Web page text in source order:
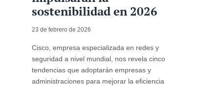
sostenibilidad en 2026
23 de febrero de 2026
Cisco, empresa especializada en redes y
seguridad a nivel mundial, nos revela cinco
tendencias que adoptarán empresas y
administraciones para mejorar la eficiencia